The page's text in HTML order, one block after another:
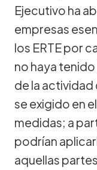
Ejecutivo ha
empresas
los ERTE por
no haya
de la actividad
se exigido en
medidas; a
podrían
aquellas